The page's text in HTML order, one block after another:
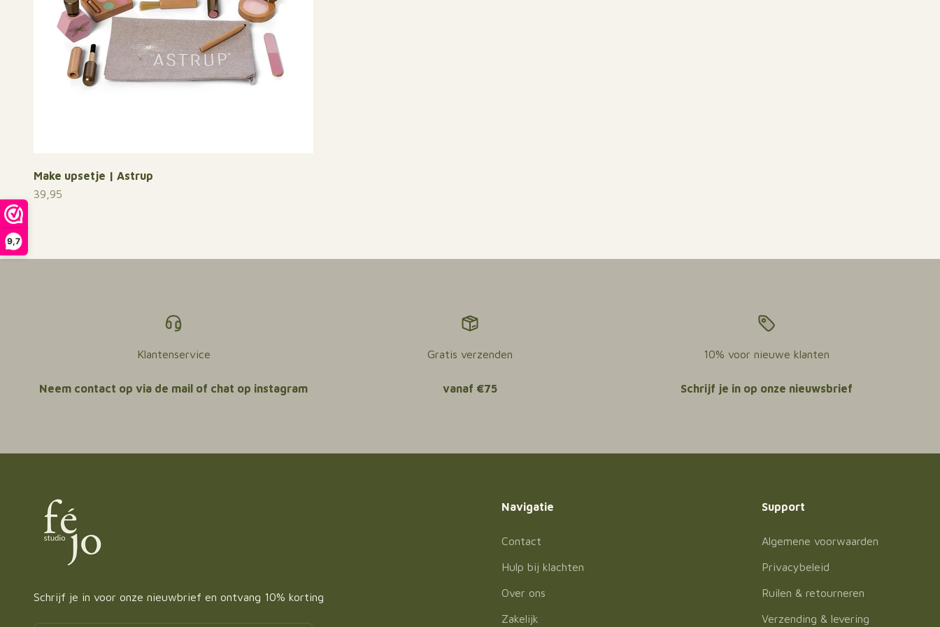
9,7
Make upsetje | Astrup
Aanbiedingsprijs
39,95
Klantenservice
Neem contact op via de mail of chat op instagram
Gratis verzenden
vanaf €75
10% voor nieuwe klanten
Schrijf je in op onze nieuwsbrief
Schrijf je in voor onze nieuwbrief en ontvang 10% korting
Navigatie
Contact
Hulp bij klachten
Over ons
Zakelijk
Support
Algemene voorwaarden
Privacybeleid
Ruilen & retourneren
Verzending & levering